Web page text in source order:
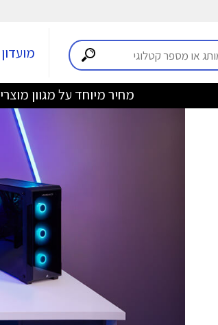
מועדון My Bug
מחיר מיוחד על מגוון מוצרי PETKIT לחברי מועדון >>